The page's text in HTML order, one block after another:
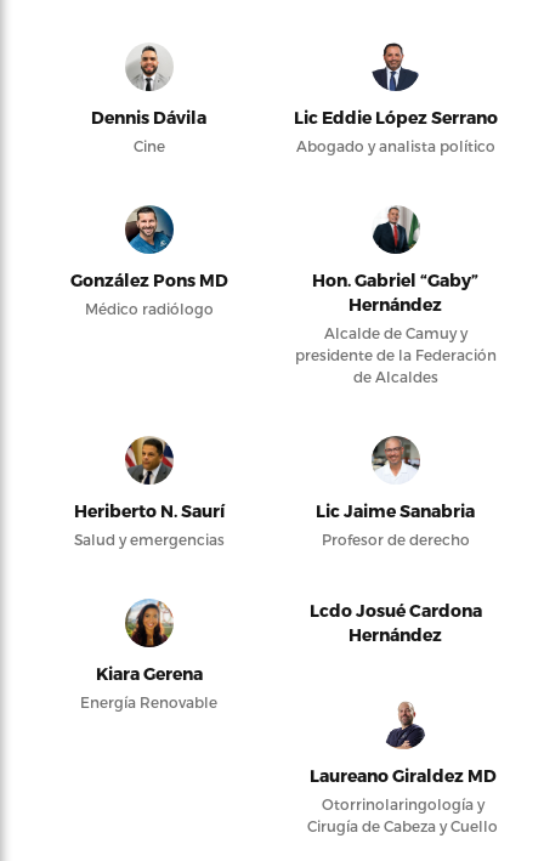
Dennis Dávila
Cine
Lic Eddie López Serrano
Abogado y analista político
González Pons MD
Médico radiólogo
Hon. Gabriel “Gaby”
Hernández
Alcalde de Camuy y
presidente de la Federación
de Alcaldes
Heriberto N. Saurí
Salud y emergencias
Lic Jaime Sanabria
Profesor de derecho
Kiara Gerena
Energía Renovable
Lcdo Josué Cardona
Hernández
Laureano Giraldez MD
Otorrinolaringología y
Cirugía de Cabeza y Cuello